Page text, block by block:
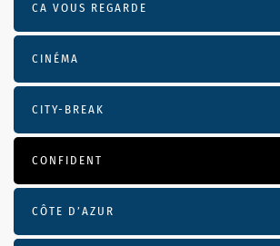
CA VOUS REGARDE
CINÉMA
CITY-BREAK
CONFIDENT
CÔTE D’AZUR